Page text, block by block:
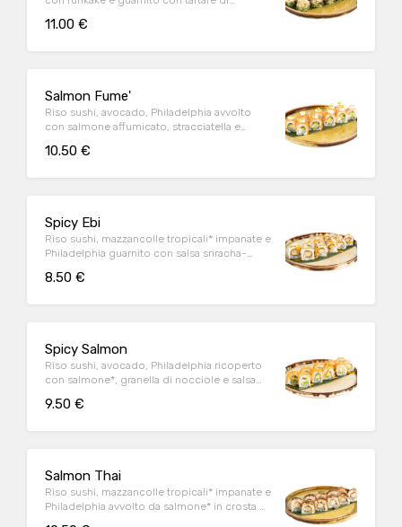
mayo (10 pz)
11.00 €
Salmon Fume'
Riso sushi, avocado, Philadelphia avvolto
con salmone affumicato, stracciatella e
10.50 €
Spicy Ebi
Riso sushi, mazzancolle tropicali* impanate e
Philadelphia guarnito con salsa sriracha-
8.50 €
Spicy Salmon
Riso sushi, avocado, Philadelphia ricoperto
con salmone*, granella di nocciole e salsa
9.50 €
Salmon Thai
Riso sushi, mazzancolle tropicali* impanate e
Philadelphia avvolto da salmone* in crosta di